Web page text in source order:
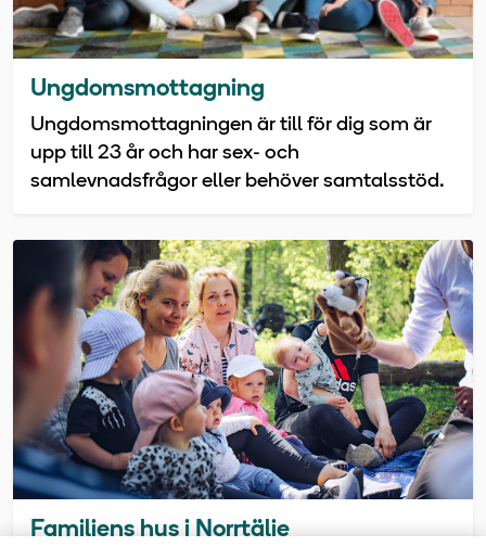
Ungdomsmottagning
Ungdomsmottagningen är till för dig som är
upp till 23 år och har sex- och
samlevnadsfrågor eller behöver samtalsstöd.
Familjens hus i Norrtälje